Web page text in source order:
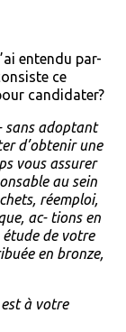
entendu par-
ce
candidater?
sans adoptant
d’obtenir une
vous assurer
au sein
réemploi,
ac- tions en
de votre
en bronze,
à votre